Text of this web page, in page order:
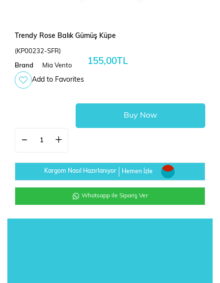
Trendy Rose Balık Gümüş Küpe
(KP00232-SFR)
Brand Mia Vento 155,00TL
Add to Favorites
Kargom Nasıl Hazırlanıyor Hemen İzle
Whatsapp ile Sipariş Ver